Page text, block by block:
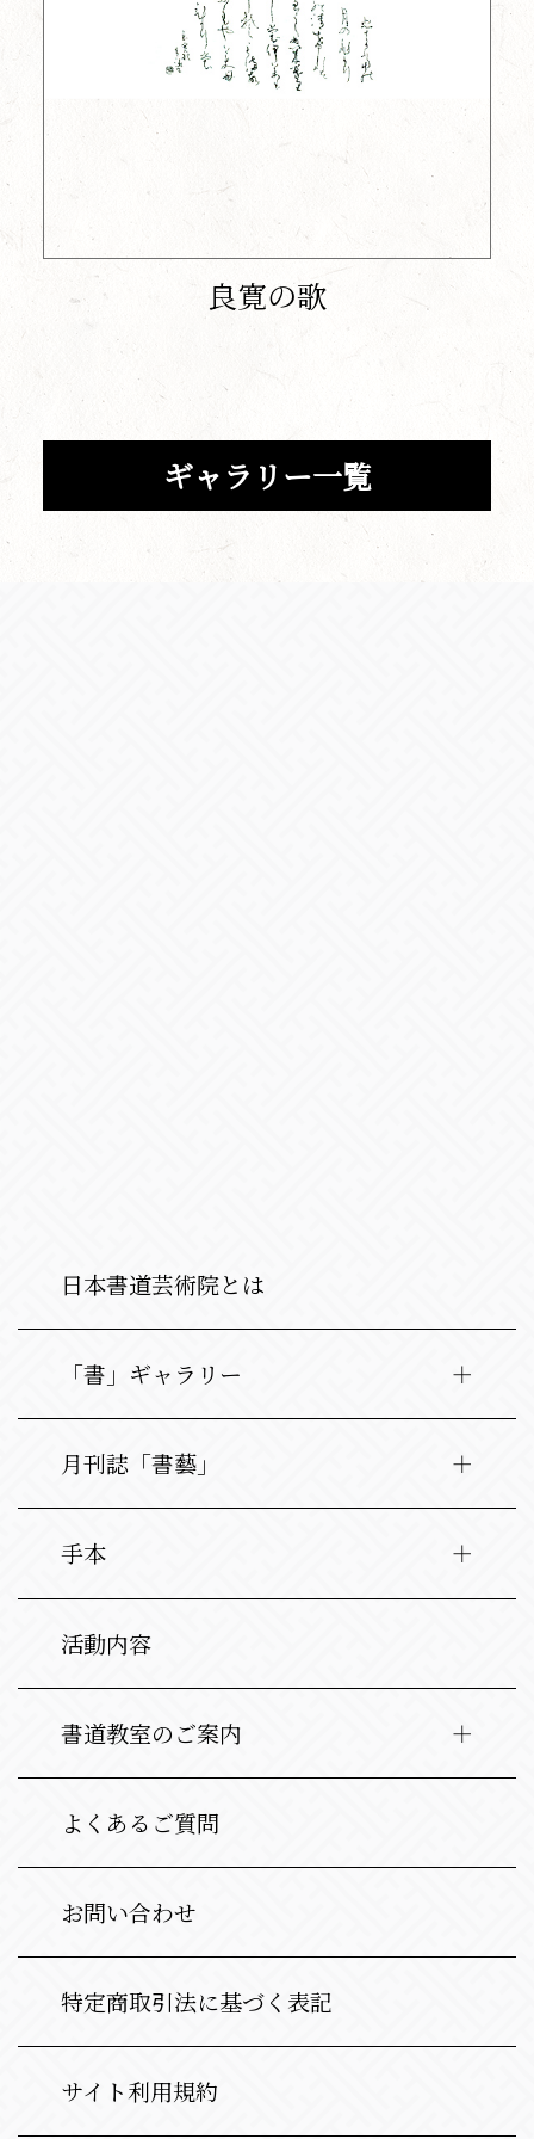
良寛の歌
ギャラリー一覧
日本書道芸術院とは
「書」ギャラリー
月刊誌「書藝」
手本
活動内容
書道教室のご案内
よくあるご質問
お問い合わせ
特定商取引法に基づく表記
サイト利用規約